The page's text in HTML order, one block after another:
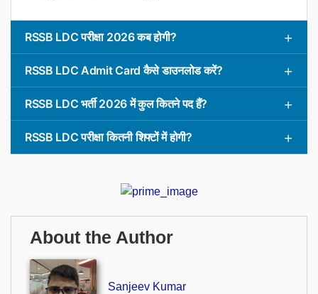
RSSB LDC परीक्षा 2026 कब होगी?
RSSB LDC Admit Card कैसे डाउनलोड करें?
RSSB LDC भर्ती 2026 में कुल कितने पद हैं?
RSSB LDC परीक्षा कितनी शिफ्टों में होगी?
About the Author
Sanjeev Kumar